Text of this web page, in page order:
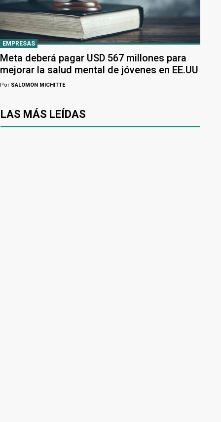
EMPRESAS
Meta deberá pagar USD 567 millones para
mejorar la salud mental de jóvenes en EE.UU
Por SALOMÓN MICHITTE
LAS MÁS LEÍDAS